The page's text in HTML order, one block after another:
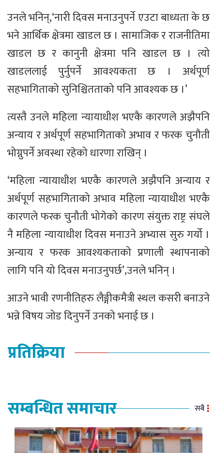
उनले भनिन्,‘नारी दिवस मनाउनुपर्ने एउटा बाध्यता के छ
भने आर्थिक क्षेत्रमा खाडल छ । सामाजिक र राजनीतिमा
खाडल छ र कानुनी क्षेत्रमा पनि खाडल छ । त्यो
खाडललाई पुर्नुपर्ने आवश्यकता छ । अर्थपूर्ण
सहभागिताको सुनिश्चितताको पनि आवश्यक छ ।’
त्यस्तै उनले महिला न्यायाधीश भएकै कारणले अझैपनि
अन्याय र अर्थपूर्ण सहभागिताको अभाव र फरक चुनौती
भोग्नुपर्ने अवस्था रहेको धारणा राखिन् ।
‘महिला न्यायाधीश भएकै कारणले अझैपनि अन्याय र
अर्थपूर्ण सहभागिताको अभाव महिला न्यायाधीश भएकै
कारणले फरक चुनौती भोगेको कारण संयुक्त राष्ट्र संघले
नै महिला न्यायाधीश दिवस मनाउने अभ्यास सुरु गर्यो ।
अन्याय र फरक आवश्यकताको प्रणाली स्थापनाको
लागि पनि यो दिवस मनाउनुपर्छ’,उनले भनिन् ।
आउने भावी रणनीतिहरु लैङ्गीकमैत्री स्थल कसरी बनाउने
भन्ने विषय जोड दिनुपर्ने उनको भनाई छ ।
प्रतिक्रिया
सम्बन्धित समाचार सबै